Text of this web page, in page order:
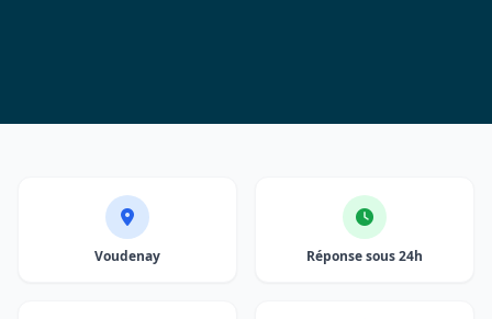
Voudenay Réponse sous 24h